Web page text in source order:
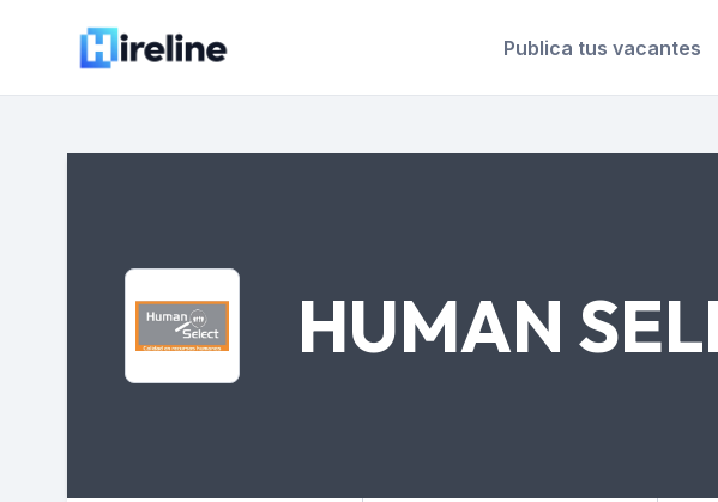
Publica tus vacantes
HUMAN